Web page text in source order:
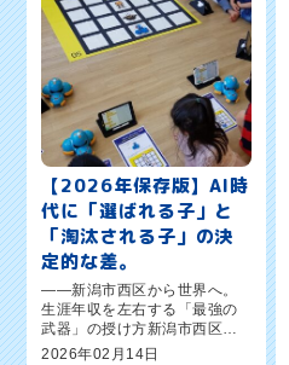
【2026年保存版】AI時
代に「選ばれる子」と
「淘汰される子」の決
定的な差。
――新潟市西区から世界へ。
生涯年収を左右する「最強の
武器」の授け方新潟市西区の
保護者の皆さま、こんにち
2026年02月14日